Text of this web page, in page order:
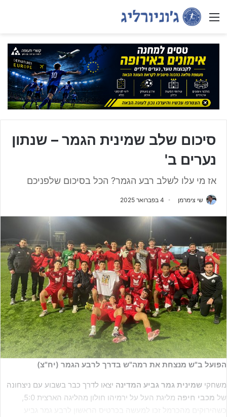
Menu
סיכום שלב שמינית הגמר – שנתון
נערים ב'
אז מי עלו לשלב רבע הגמר? הכל בסיכום שלפניכם
שי צימרמן 4 בפברואר 2025
הפועל ב"ש מנצחת את רמה"ש בדרך לרבע הגמר (יח"צ)
משחקי שמינית גמר גביע המדינה יצאו לדרך כבר בשבוע עם ניצחונה
של מכבי חיפה
מליגת העל על ירמיהו חולון מהליגה הארצית 5:0,